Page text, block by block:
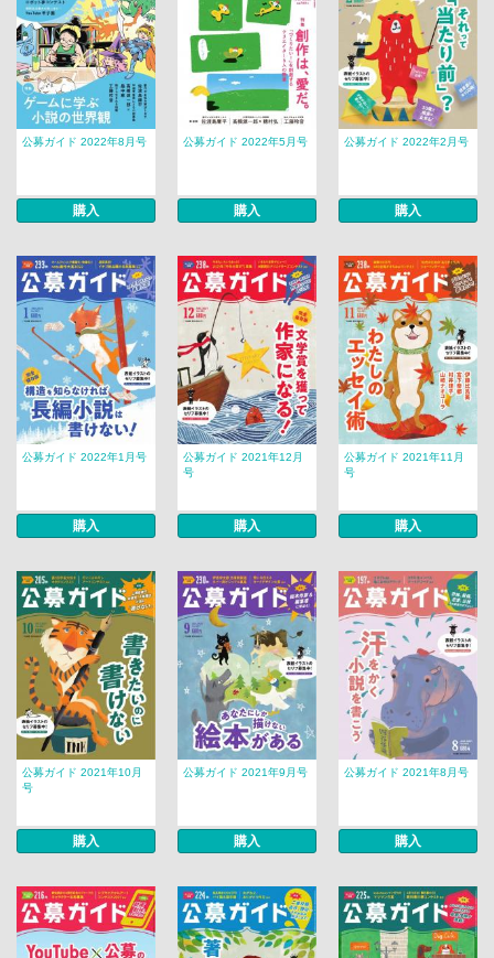
公募ガイド 2022年8月号
購入
公募ガイド 2022年5月号
購入
公募ガイド 2022年2月号
購入
公募ガイド 2022年1月号
購入
公募ガイド 2021年12月
号
購入
公募ガイド 2021年11月
号
購入
公募ガイド 2021年10月
号
購入
公募ガイド 2021年9月号
購入
公募ガイド 2021年8月号
購入